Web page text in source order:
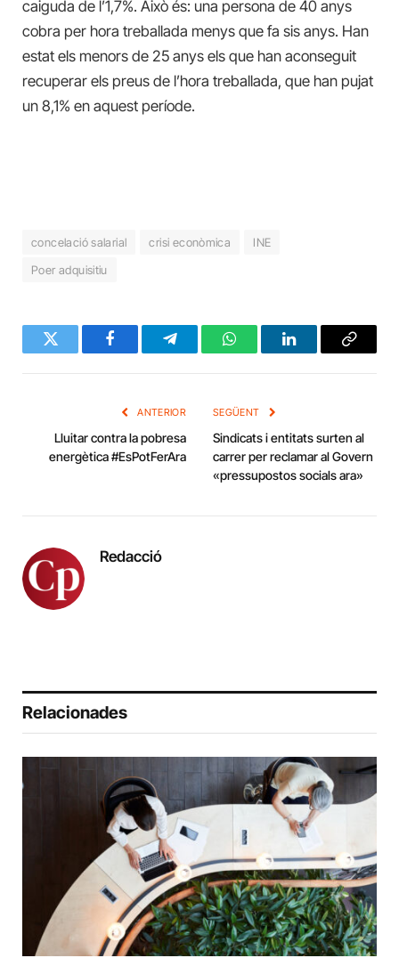
caiguda de l’1,7%. Això és: una persona de 40 anys
cobra per hora treballada menys que fa sis anys. Han
estat els menors de 25 anys els que han aconseguit
recuperar els preus de l’hora treballada, que han pujat
un 8,1% en aquest període.
concelació salarial crisi econòmica
INE
Poer adquisitiu
Twitter FacebookTelegramWhatsAppLinkedInCopy
ANTERIOR
Lluitar contra la pobresa
energètica #EsPotFerAra
SEGÜENT
Sindicats i entitats surten al
carrer per reclamar al Govern
«pressupostos socials ara»
Redacció
Relacionades